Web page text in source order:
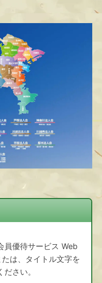
員優待サービス Web
は、タイトル文字を
さい。